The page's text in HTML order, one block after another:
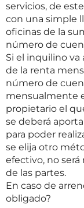
servicios, de
con una simple
oficinas de la
número de
Si el inquilino va
de la renta
número de
mensualmente
propietario el
se deberá
para poder
se elija otro
efectivo, no
de las partes.
En caso de
obligado?